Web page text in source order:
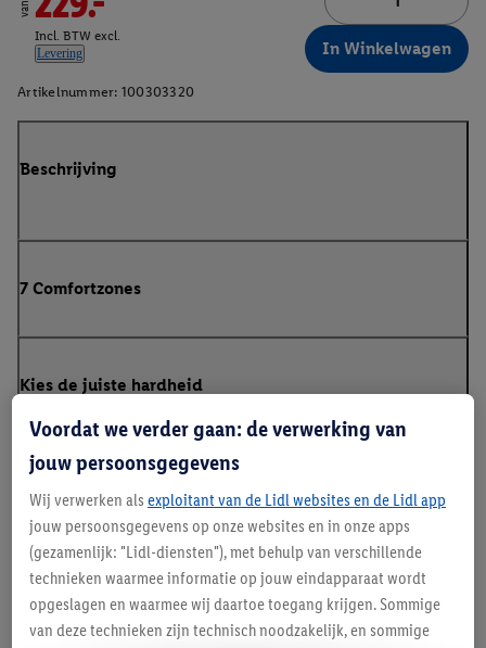
Incl. BTW excl.
Levering
In Winkelwagen
Artikelnummer: 100303320
Beschrijving
7 Comfortzones
Kies de juiste hardheid
90 Nachten proefslapen
Voordat we verder gaan: de verwerking van
jouw persoonsgegevens
Wij verwerken als exploitant van de Lidl websites en de Lidl app
jouw persoonsgegevens op onze websites en in onze apps
(gezamenlijk: "Lidl-diensten"), met behulp van verschillende
technieken waarmee informatie op jouw eindapparaat wordt
opgeslagen en waarmee wij daartoe toegang krijgen. Sommige
van deze technieken zijn technisch noodzakelijk, en sommige